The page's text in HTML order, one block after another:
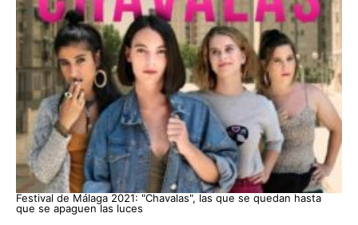
Festival de Málaga 2021: "Chavalas", las que se quedan hasta
que se apaguen las luces